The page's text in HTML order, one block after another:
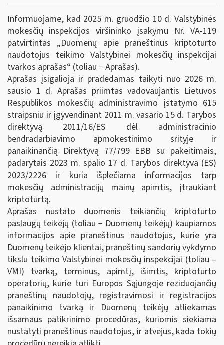
Informuojame, kad 2025 m. gruodžio 10 d. Valstybinės
mokesčių inspekcijos viršininko įsakymu Nr. VA-119
patvirtintas „Duomenų apie praneštinus kriptoturto
naudotojus teikimo Valstybinei mokesčių inspekcijai
tvarkos aprašas“ (toliau − Aprašas).
Aprašas įsigalioja ir pradedamas taikyti nuo 2026 m.
sausio 1 d. Aprašas priimtas vadovaujantis Lietuvos
Respublikos mokesčių administravimo įstatymo 615
straipsniu ir įgyvendinant 2011 m. vasario 15 d. Tarybos
direktyvą 2011/16/ES dėl administracinio
bendradarbiavimo apmokestinimo srityje ir
panaikinančią Direktyvą 77/799 EBB su pakeitimais,
padarytais 2023 m. spalio 17 d. Tarybos direktyva (ES)
2023/2226 ir kuria išplečiama informacijos tarp
mokesčių administracijų mainų apimtis, įtraukiant
kriptoturtą.
Aprašas nustato duomenis teikiančių kriptoturto
paslaugų teikėjų (toliau − Duomenų teikėjų) kaupiamos
informacijos apie praneštinus naudotojus, kurie yra
Duomenų teikėjo klientai, praneštinų sandorių vykdymo
tikslu teikimo Valstybinei mokesčių inspekcijai (toliau –
VMI) tvarką, terminus, apimtį, išimtis, kriptoturto
operatorių, kurie turi Europos Sąjungoje reziduojančių
praneštinų naudotojų, registravimosi ir registracijos
panaikinimo tvarką ir Duomenų teikėjų atliekamas
išsamaus patikrinimo procedūras, kuriomis siekiama
nustatyti praneštinus naudotojus, ir atvejus, kada tokių